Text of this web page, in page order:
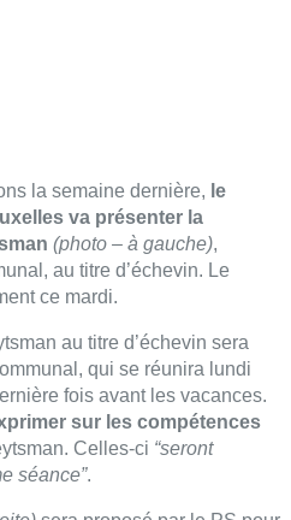
la semaine dernière, le
va présenter la
(photo – à gauche),
au titre d’échevin. Le
ce mardi.
au titre d’échevin sera
qui se réunira lundi
fois avant les vacances.
sur les compétences
Celles-ci “seront
séance”.